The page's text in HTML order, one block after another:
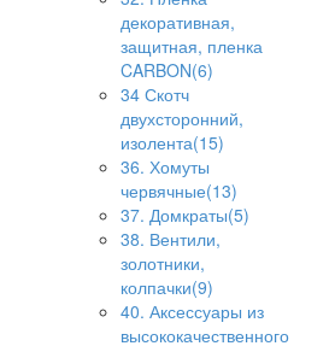
декоративная,
защитная, пленка
CARBON(6)
34 Скотч
двухсторонний,
изолента(15)
36. Хомуты
червячные(13)
37. Домкраты(5)
38. Вентили,
золотники,
колпачки(9)
40. Аксессуары из
высококачественного